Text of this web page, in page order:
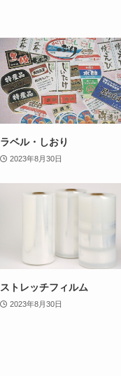
ラベル・しおり
2023年8月30日
ストレッチフィルム
2023年8月30日